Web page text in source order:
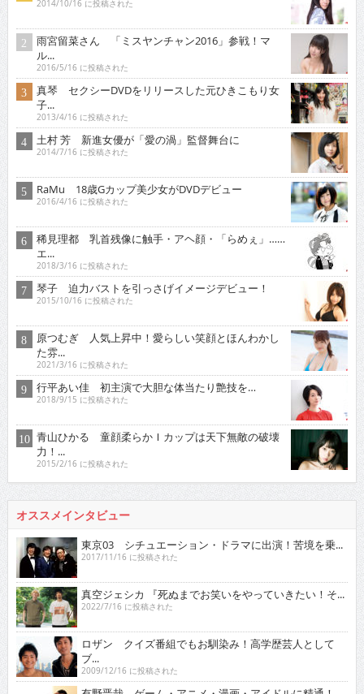
2014/10/16 に投稿された
雨宮留菜さん 「ミスヤンチャン2016」参戦！マ
ル...
2016/5/16 に投稿された
真琴 セクシーDVDをリリースした元ひきこもり女
子...
2013/4/16 に投稿された
土村 芳 新進女優が「愛の渦」監督舞台に
2014/7/16 に投稿された
RaMu 18歳Gカップ美少女がDVDデビュー
2016/4/16 に投稿された
稀見理都 乳首残像に触手・アヘ顔・「らめぇ」……
エ...
2018/3/16 に投稿された
琴子 迫力バストを引っさげイメージデビュー！
2015/10/16 に投稿された
原つむぎ 人気上昇中！愛らしい笑顔とほんわかし
た雰...
2021/3/16 に投稿された
行平あい佳 初主演で大胆な体当たり艶技を…
2018/9/15 に投稿された
青山ひかる 童顔柔らかＩカップは天下無敵の破壊
力！...
2015/2/16 に投稿された
オススメインタビュー
東京03 シチュエーション・ドラマに出演！苦境を乗...
2017/11/16 に投稿された
真空ジェシカ 『死ぬまでお笑いをやっていきたい！そ...
2022/7/16 に投稿された
ロザン クイズ番組でもお馴染み！高学歴芸人として
ブ...
2009/12/16 に投稿された